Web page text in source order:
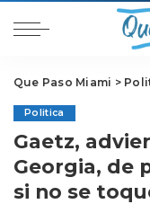
Que Paso Miami >
Politica
Gaetz,
Georgia, de
si no se